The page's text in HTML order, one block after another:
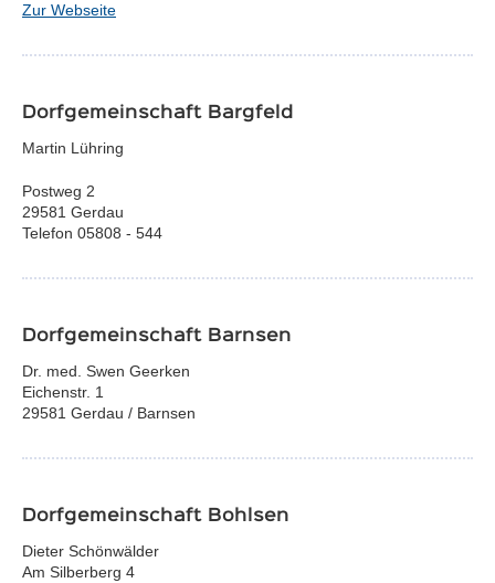
Zur Webseite
Dorfgemeinschaft Bargfeld
Martin Lühring
Postweg 2
29581 Gerdau
Telefon 05808 - 544
Dorfgemeinschaft Barnsen
Dr. med. Swen Geerken
Eichenstr. 1
29581 Gerdau / Barnsen
Dorfgemeinschaft Bohlsen
Dieter Schönwälder
Am Silberberg 4